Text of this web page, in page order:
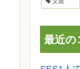
最近の